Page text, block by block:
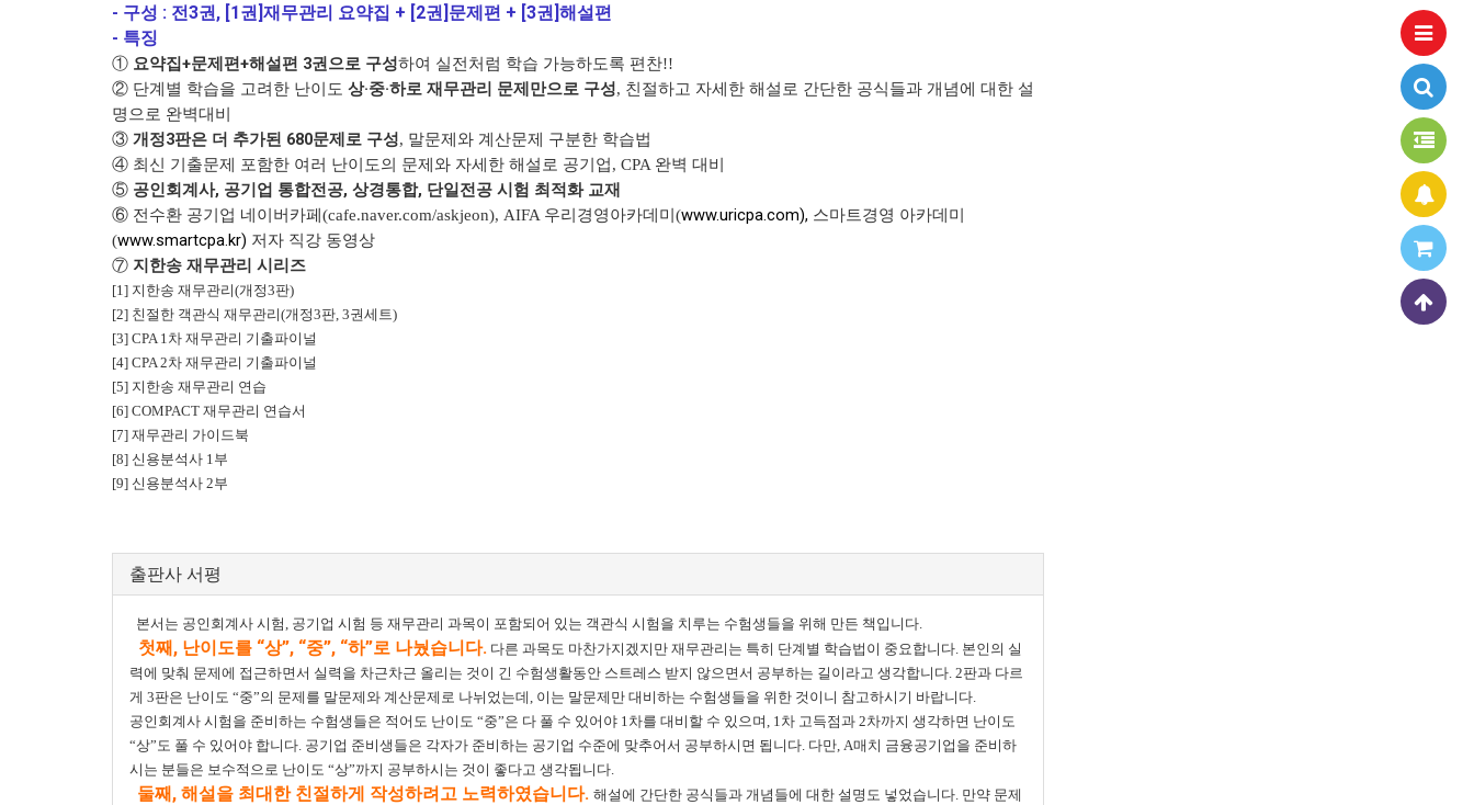
- 구성 : 전3권, [1권]재무관리 요약집 + [2권]문제편 + [3권]해설편
- 특징
① 요약집+문제편+해설편 3권으로 구성하여 실전처럼 학습 가능하도록 편찬!!
② 단계별 학습을 고려한 난이도 상·중·하로 재무관리 문제만으로 구성, 친절하고 자세한 해설로 간단한 공식들과 개념에 대한 설
명으로 완벽대비
③ 개정3판은 더 추가된 680문제로 구성, 말문제와 계산문제 구분한 학습법
④ 최신 기출문제 포함한 여러 난이도의 문제와 자세한 해설로 공기업, CPA 완벽 대비
⑤ 공인회계사, 공기업 통합전공, 상경통합, 단일전공 시험 최적화 교재
⑥ 전수환 공기업 네이버카페(cafe.naver.com/askjeon), AIFA 우리경영아카데미(www.uricpa.com), 스마트경영 아카데미
(www.smartcpa.kr) 저자 직강 동영상
⑦ 지한송 재무관리 시리즈
[1] 지한송 재무관리(개정3판)
[2] 친절한 객관식 재무관리(개정3판, 3권세트)
[3] CPA 1차 재무관리 기출파이널
[4] CPA 2차 재무관리 기출파이널
[5] 지한송 재무관리 연습
[6] COMPACT 재무관리 연습서
[7] 재무관리 가이드북
[8] 신용분석사 1부
[9] 신용분석사 2부
출판사 서평
본서는 공인회계사 시험, 공기업 시험 등 재무관리 과목이 포함되어 있는 객관식 시험을 치루는 수험생들을 위해 만든 책입니다.
첫째, 난이도를 “상”, “중”, “하”로 나눴습니다. 다른 과목도 마찬가지겠지만 재무관리는 특히 단계별 학습법이 중요합니다. 본인의 실
력에 맞춰 문제에 접근하면서 실력을 차근차근 올리는 것이 긴 수험생활동안 스트레스 받지 않으면서 공부하는 길이라고 생각합니다. 2판과 다르
게 3판은 난이도 “중”의 문제를 말문제와 계산문제로 나뉘었는데, 이는 말문제만 대비하는 수험생들을 위한 것이니 참고하시기 바랍니다.
공인회계사 시험을 준비하는 수험생들은 적어도 난이도 “중”은 다 풀 수 있어야 1차를 대비할 수 있으며, 1차 고득점과 2차까지 생각하면 난이도
“상”도 풀 수 있어야 합니다. 공기업 준비생들은 각자가 준비하는 공기업 수준에 맞추어서 공부하시면 됩니다. 다만, A매치 금융공기업을 준비하
시는 분들은 보수적으로 난이도 “상”까지 공부하시는 것이 좋다고 생각됩니다.
둘째, 해설을 최대한 친절하게 작성하려고 노력하였습니다. 해설에 간단한 공식들과 개념들에 대한 설명도 넣었습니다. 만약 문제